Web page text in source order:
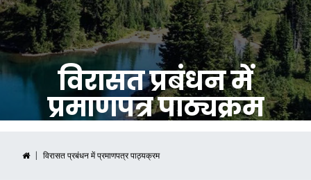
विरासत प्रबंधन में
प्रमाणपत्र पाठ्यक्रम
विरासत प्रबंधन में प्रमाणपत्र पाठ्यक्रम